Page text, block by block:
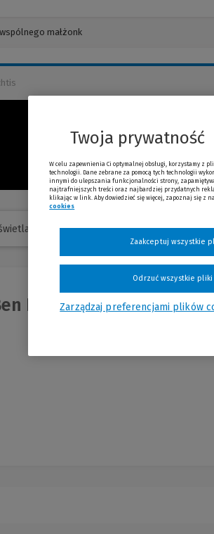
oficyna
Książki, ebooki i
Hur
Twoja prywatność
W celu zapewnienia Ci optymalnej obsługi, korzystamy z
technologii. Dane zebrane za pomocą tych technologii
innymi do ulepszania funkcjonalności strony,
najtrafniejszych treści oraz najbardziej przydatnych
klikając w link. Aby dowiedzieć się więcej, zapoznaj się z
cookies
Zarządzaj preferencjami plików
Odrzuć wszystkie
Zaakceptuj wszystkie